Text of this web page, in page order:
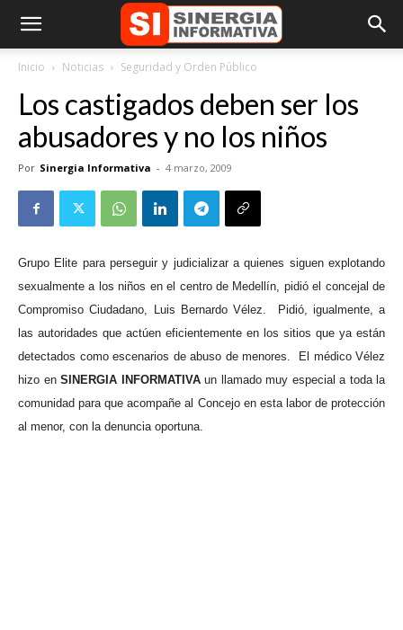
Inicio Noticias Seguridad y Orden Público
Los castigados deben ser los
abusadores y no los niños
Por Sinergia Informativa - 4 marzo, 2009
Grupo Elite para perseguir y judicializar a quienes siguen explotando
sexualmente a los niños en el centro de Medellín, pidió el concejal de
Compromiso Ciudadano, Luis Bernardo Vélez.
Pidió, igualmente, a
las autoridades que actúen eficientemente en los sitios que ya están
detectados como escenarios de abuso de menores.
El médico Vélez
hizo en SINERGIA INFORMATIVA un llamado muy especial a toda la
comunidad para que acompañe al Concejo en esta labor de protección
al menor, con la denuncia oportuna.